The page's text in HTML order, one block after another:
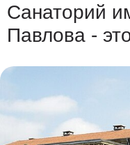
Санаторий
Павлова -